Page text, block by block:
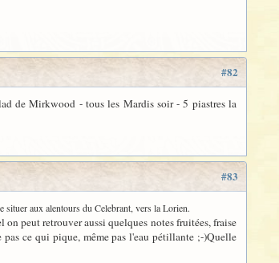
#82
de Mirkwood - tous les Mardis soir - 5 piastres la
#83
aux alentours du Celebrant, vers la Lorien.
peut retrouver aussi quelques notes fruitées, fraise
ce qui pique, même pas l'eau pétillante ;-)Quelle